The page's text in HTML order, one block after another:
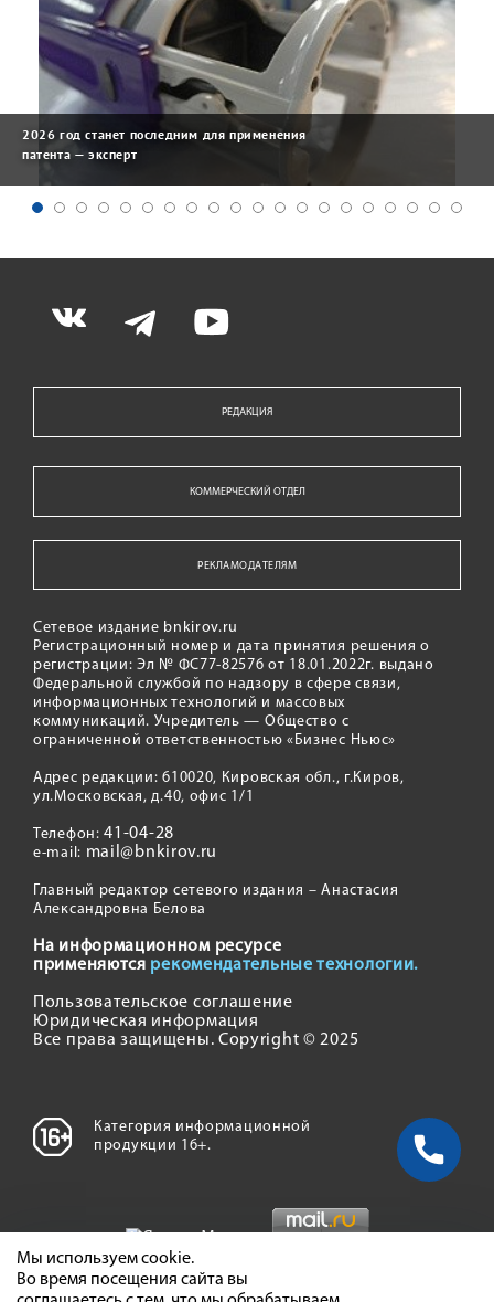
2026 год станет последним для применения
патента — эксперт
РЕДАКЦИЯ
КОММЕРЧЕСКИЙ ОТДЕЛ
РЕКЛАМОДАТЕЛЯМ
Сетевое издание bnkirov.ru
Регистрационный номер и дата принятия решения о
регистрации: Эл № ФС77-82576 от 18.01.2022г. выдано
Федеральной службой по надзору в сфере связи,
информационных технологий и массовых
коммуникаций. Учредитель — Общество с
ограниченной ответственностью «Бизнес Ньюс»
Адрес редакции: 610020, Кировская обл., г.Киров,
ул.Московская, д.40, офис 1/1
Телефон:41-04-28
e-mail: mail@bnkirov.ru
Главный редактор сетевого издания – Анастасия
Александровна Белова
На информационном ресурсе
применяются рекомендательные технологии.
Пользовательское соглашение
Юридическая информация
Все права защищены. Copyright © 2025
Категория информационной
продукции 16+.
Мы используем cookie.
Во время посещения сайта вы